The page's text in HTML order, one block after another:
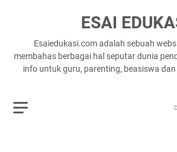
ESAI
Esaiedukasi.com adalah sebuah
membahas berbagai hal seputar dunia
info untuk guru, parenting, beasiswa